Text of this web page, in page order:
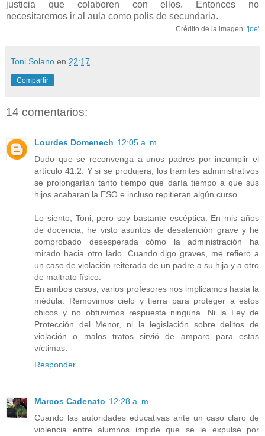
justicia que colaboren con ellos. Entonces no
necesitaremos ir al aula como polis de secundaria.
Crédito de la imagen: 'joe'
Toni Solano en 22:17
Compartir
14 comentarios:
Lourdes Domenech 12:05 a. m.
Dudo que se reconvenga a unos padres por incumplir el
artículo 41.2. Y si se produjera, los trámites administrativos
se prolongarían tanto tiempo que daría tiempo a que sus
hijos acabaran la ESO e incluso repitieran algún curso.
Lo siento, Toni, pero soy bastante escéptica. En mis años
de docencia, he visto asuntos de desatención grave y he
comprobado desesperada cómo la administración ha
mirado hacia otro lado. Cuando digo graves, me refiero a
un caso de violación reiterada de un padre a su hija y a otro
de maltrato físico.
En ambos casos, varios profesores nos implicamos hasta la
médula. Removimos cielo y tierra para proteger a estos
chicos y no obtuvimos respuesta ninguna. Ni la Ley de
Protección del Menor, ni la legislación sobre delitos de
violación o malos tratos sirvió de amparo para estas
víctimas.
Responder
Marcos Cadenato 12:28 a. m.
Cuando las autoridades educativas ante un caso claro de
violencia entre alumnos impide que se le expulse por